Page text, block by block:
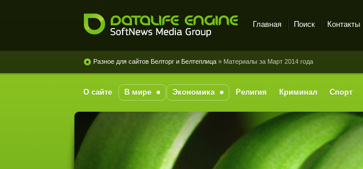
Media Group
Главная Поиск Контакты
Разное для сайтов Белторг и Белтеплица » Материалы за Март 2014 года
О сайте В мире Экономика Религия Криминал Спорт